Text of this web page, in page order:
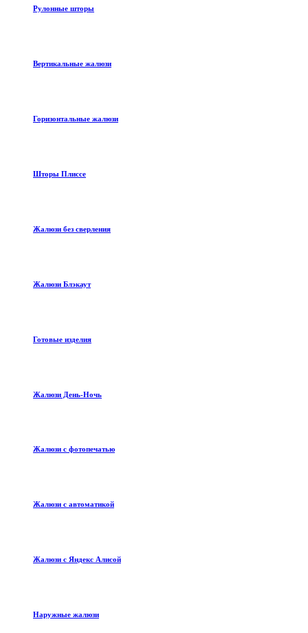
Рулонные шторы
Вертикальные жалюзи
Горизонтальные жалюзи
Шторы Плиссе
Жалюзи без сверления
Жалюзи Блэкаут
Готовые изделия
Жалюзи День-Ночь
Жалюзи с фотопечатью
Жалюзи с автоматикой
Жалюзи с Яндекс Алисой
Наружные жалюзи